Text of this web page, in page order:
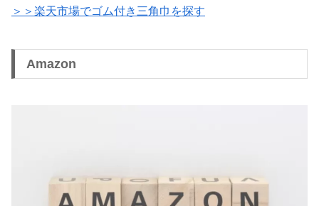
＞＞楽天市場でゴム付き三角巾を探す
Amazon